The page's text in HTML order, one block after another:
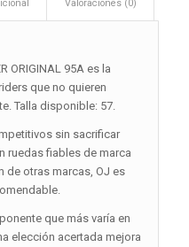
Valoraciones (0)
ORIGINAL 95A es la
que no quieren
Talla disponible: 57.
sin sacrificar
ruedas fiables de marca
de otras marcas, OJ es
que más varía en
elección acertada mejora